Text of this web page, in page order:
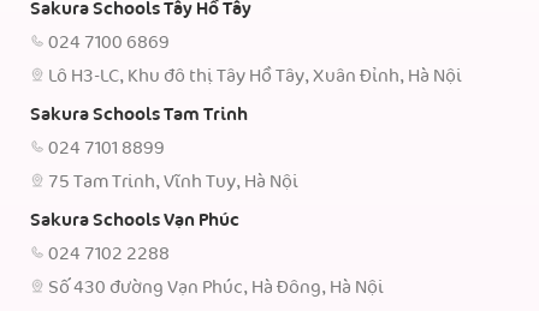
Sakura Schools Tây Hồ Tây
024 7100 6869
Lô H3-LC, Khu đô thị Tây Hồ Tây, Xuân Đỉnh, Hà Nội
Sakura Schools Tam Trinh
024 7101 8899
75 Tam Trinh, Vĩnh Tuy, Hà Nội
Sakura Schools Vạn Phúc
024 7102 2288
Số 430 đường Vạn Phúc, Hà Đông, Hà Nội